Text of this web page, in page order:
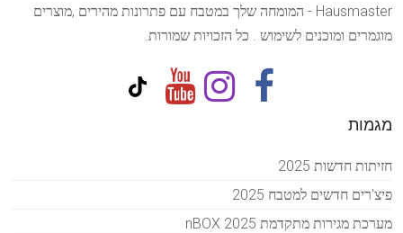
Hausmaster - המומחה שלך במטבח עם פתרונות מהירים ,מוצרים
מוגמרים ומוכנים לשימוש . כל הזכויות שמורות.
מגמות
חזיתות חדשות 2025
פיצ'רים חדשים למטבח 2025
מערכת מגירות מתקדמת 2025 nBOX